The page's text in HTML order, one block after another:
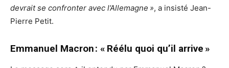
devrait se confronter avec l’Allemagne », a insisté Jean-
Pierre Petit.
Emmanuel Macron : « Réélu quoi qu’il arrive »